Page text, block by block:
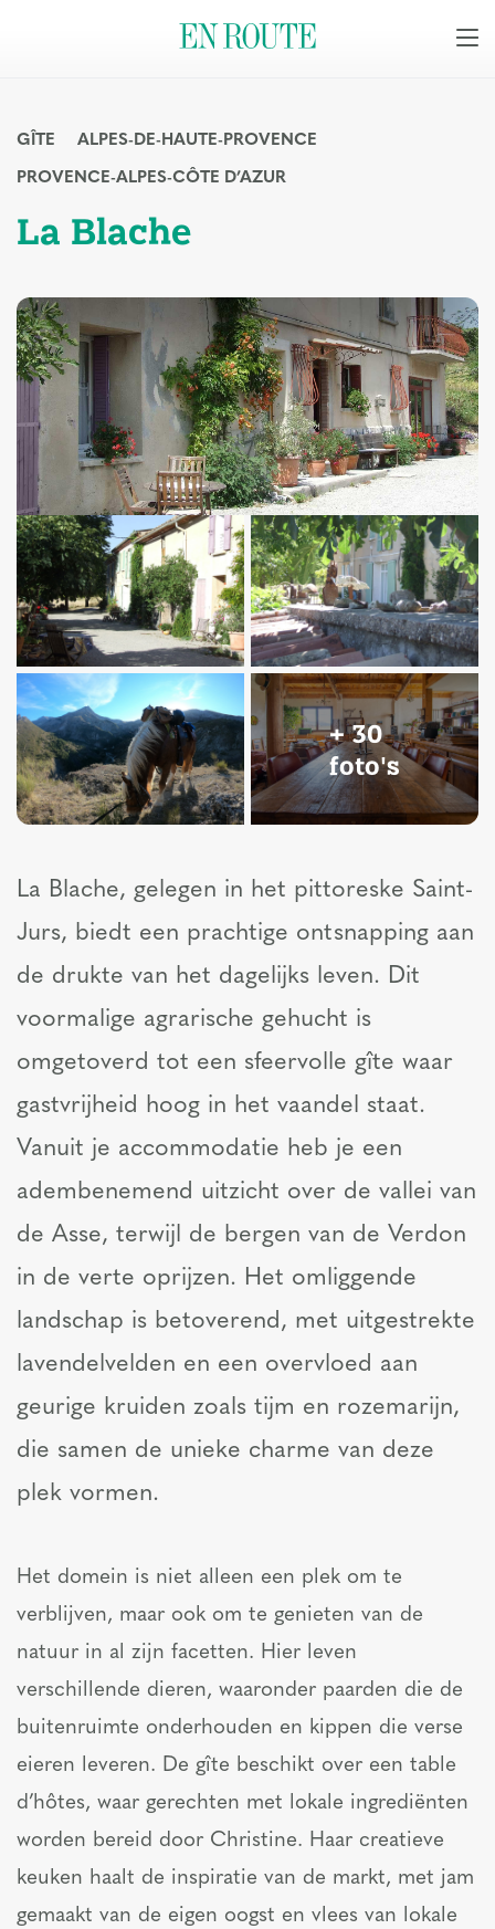
GÎTE ALPES-DE-HAUTE-PROVENCE
PROVENCE-ALPES-CÔTE D’AZUR
La Blache
+ 30
foto's
La Blache, gelegen in het pittoreske Saint-
Jurs, biedt een prachtige ontsnapping aan
de drukte van het dagelijks leven. Dit
voormalige agrarische gehucht is
omgetoverd tot een sfeervolle gîte waar
gastvrijheid hoog in het vaandel staat.
Vanuit je accommodatie heb je een
adembenemend uitzicht over de vallei van
de Asse, terwijl de bergen van de Verdon
in de verte oprijzen. Het omliggende
landschap is betoverend, met uitgestrekte
lavendelvelden en een overvloed aan
geurige kruiden zoals tijm en rozemarijn,
die samen de unieke charme van deze
plek vormen.
Het domein is niet alleen een plek om te
verblijven, maar ook om te genieten van de
natuur in al zijn facetten. Hier leven
verschillende dieren, waaronder paarden die de
buitenruimte onderhouden en kippen die verse
eieren leveren. De gîte beschikt over een table
d’hôtes, waar gerechten met lokale ingrediënten
worden bereid door Christine. Haar creatieve
keuken haalt de inspiratie van de markt, met jam
gemaakt van de eigen oogst en vlees van lokale